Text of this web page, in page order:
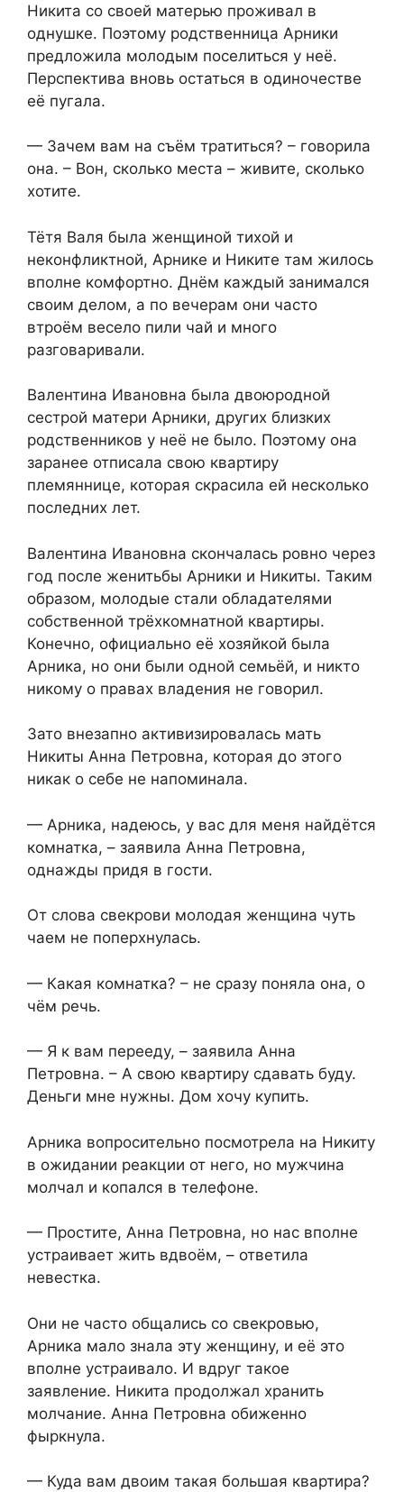
Никита со своей матерью проживал в
однушке. Поэтому родственница Арники
предложила молодым поселиться у неё.
Перспектива вновь остаться в одиночестве
её пугала.
— Зачем вам на съём тратиться? – говорила
она. – Вон, сколько места – живите, сколько
хотите.
Тётя Валя была женщиной тихой и
неконфликтной, Арнике и Никите там жилось
вполне комфортно. Днём каждый занимался
своим делом, а по вечерам они часто
втроём весело пили чай и много
разговаривали.
Валентина Ивановна была двоюродной
сестрой матери Арники, других близких
родственников у неё не было. Поэтому она
заранее отписала свою квартиру
племяннице, которая скрасила ей несколько
последних лет.
Валентина Ивановна скончалась ровно через
год после женитьбы Арники и Никиты. Таким
образом, молодые стали обладателями
собственной трёхкомнатной квартиры.
Конечно, официально её хозяйкой была
Арника, но они были одной семьёй, и никто
никому о правах владения не говорил.
Зато внезапно активизировалась мать
Никиты Анна Петровна, которая до этого
никак о себе не напоминала.
— Арника, надеюсь, у вас для меня найдётся
комнатка, – заявила Анна Петровна,
однажды придя в гости.
От слова свекрови молодая женщина чуть
чаем не поперхнулась.
— Какая комнатка? – не сразу поняла она, о
чём речь.
— Я к вам перееду, – заявила Анна
Петровна. – А свою квартиру сдавать буду.
Деньги мне нужны. Дом хочу купить.
Арника вопросительно посмотрела на Никиту
в ожидании реакции от него, но мужчина
молчал и копался в телефоне.
— Простите, Анна Петровна, но нас вполне
устраивает жить вдвоём, – ответила
невестка.
Они не часто общались со свекровью,
Арника мало знала эту женщину, и её это
вполне устраивало. И вдруг такое
заявление. Никита продолжал хранить
молчание. Анна Петровна обиженно
фыркнула.
— Куда вам двоим такая большая квартира?